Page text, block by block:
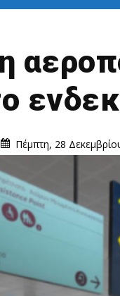
Πέμπτη, 28